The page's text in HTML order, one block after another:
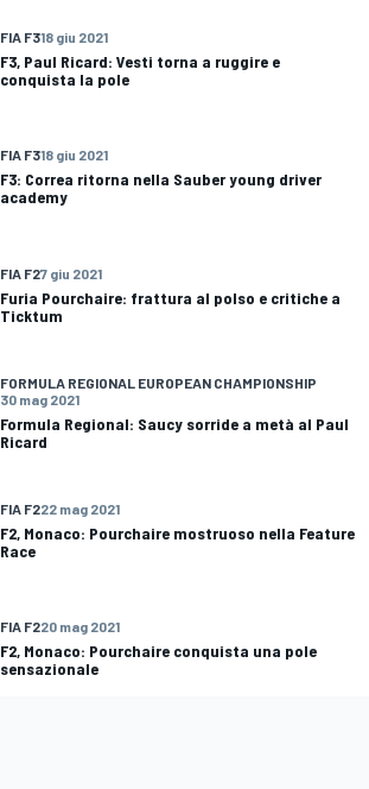
FIA F318 giu 2021
F3, Paul Ricard: Vesti torna a ruggire e
conquista la pole
FIA F318 giu 2021
F3: Correa ritorna nella Sauber young driver
academy
FIA F27 giu 2021
Furia Pourchaire: frattura al polso e critiche a
Ticktum
FORMULA REGIONAL EUROPEAN CHAMPIONSHIP
30 mag 2021
Formula Regional: Saucy sorride a metà al Paul
Ricard
FIA F222 mag 2021
F2, Monaco: Pourchaire mostruoso nella Feature
Race
FIA F220 mag 2021
F2, Monaco: Pourchaire conquista una pole
sensazionale